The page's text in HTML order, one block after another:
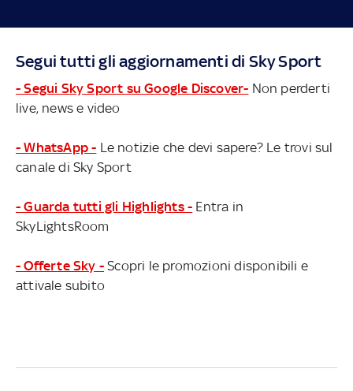
Segui tutti gli aggiornamenti di Sky Sport
- Segui Sky Sport su Google Discover- Non perderti
live, news e video
- WhatsApp - Le notizie che devi sapere? Le trovi sul
canale di Sky Sport
- Guarda tutti gli Highlights - Entra in
SkyLightsRoom
- Offerte Sky - Scopri le promozioni disponibili e
attivale subito